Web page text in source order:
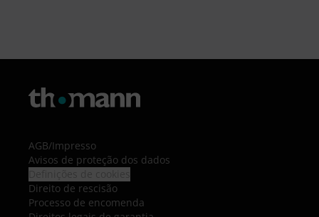
AGB/Impresso
Avisos de proteção dos dados
Direito de rescisão
Processo de encomenda